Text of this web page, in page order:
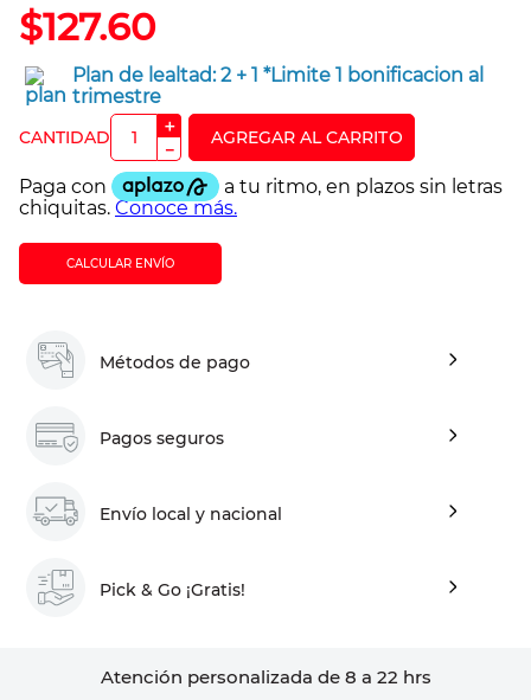
$127.60
Plan de lealtad:2 + 1 *Limite 1 bonificacion al
trimestre
＋
－
CALCULAR ENVÍO
Métodos de pago
Pagos seguros
Envío local y nacional
Pick & Go ¡Gratis!
Atención personalizada de 8 a 22 hrs